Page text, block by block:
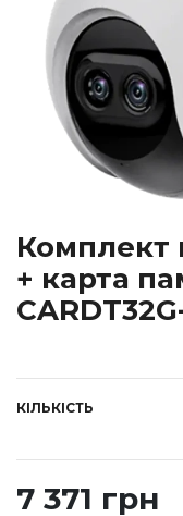
Комплект
+ карта
КІЛЬКІСТЬ
7 371 грн